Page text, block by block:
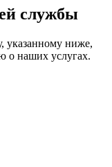
службы
указанному ниже,
о наших услугах.